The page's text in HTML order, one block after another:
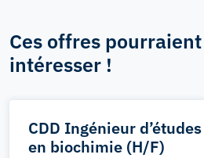
Ces offres
intéresser !
CDD Ingénieur d’études
en biochimie (H/F)